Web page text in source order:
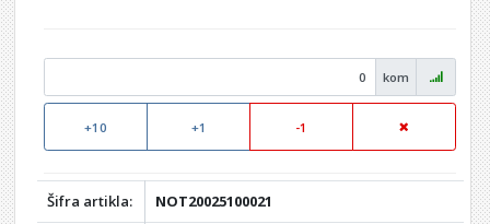
kom
+10 +1 -1
Šifra artikla: NOT20025100021